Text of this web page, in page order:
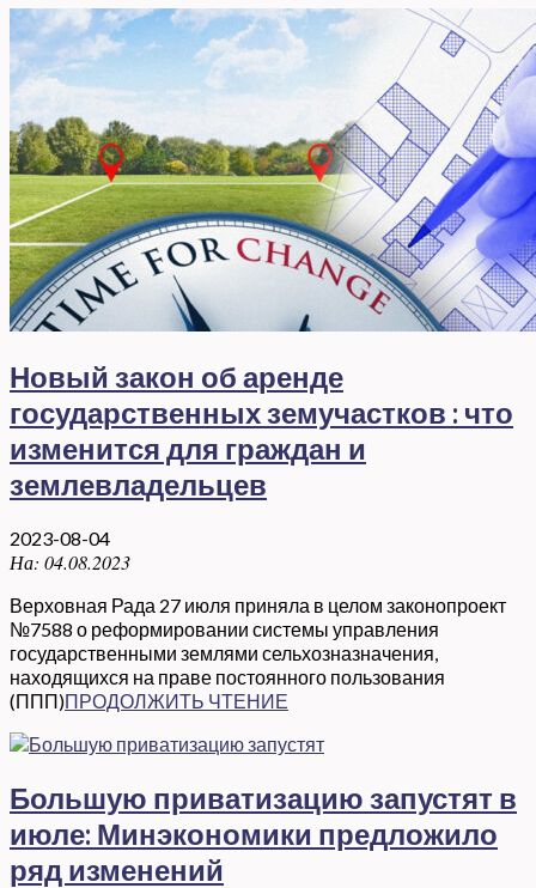
Новый закон об аренде
государственных земучастков : что
изменится для граждан и
землевладельцев
2023-08-04
На: 04.08.2023
Верховная Рада 27 июля приняла в целом законопроект
№7588 о реформировании системы управления
государственными землями сельхозназначения,
находящихся на праве постоянного пользования
(ППП)ПРОДОЛЖИТЬ ЧТЕНИЕ
Большую приватизацию запустят в
июле: Минэкономики предложило
ряд изменений